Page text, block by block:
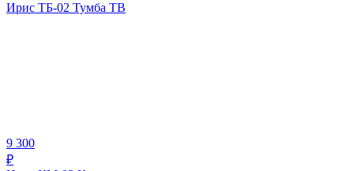
Ирис ТБ-02 Тумба ТВ
9 300
₽